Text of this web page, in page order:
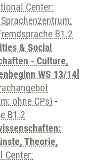
Center:
B1.2
& Social
- Culture,
WS 13/14]
ohne CPs) -
B1.2
Theorie,
Center: